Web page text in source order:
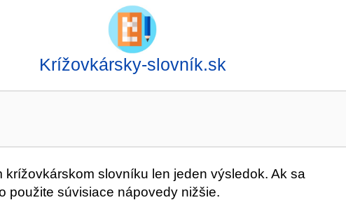
Krížovkársky-slovník.sk
krížovkárskom slovníku len jeden výsledok. Ak sa
použite súvisiace nápovedy nižšie.